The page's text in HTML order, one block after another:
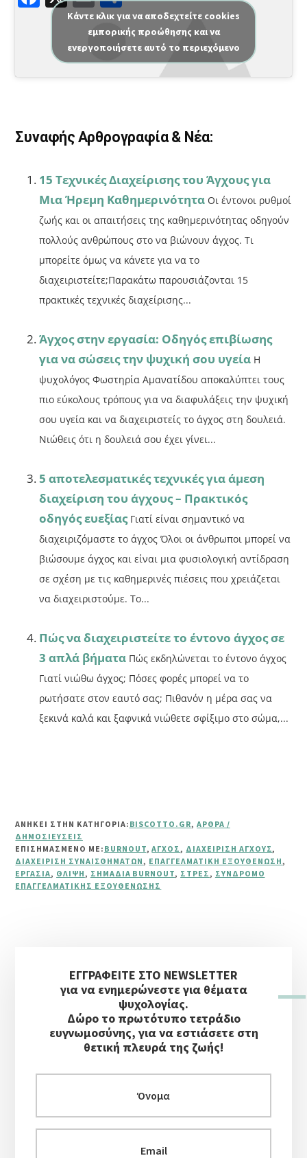
a
e
b
o
k
m
ai
l
οι
ρ
α
σ
ίτ
ε
Κάντε κλικ για να αποδεχτείτε cookies
εμπορικής προώθησης και να
ενεργοποιήσετε αυτό το περιεχόμενο
Συναφής Αρθρογραφία & Νέα:
15 Τεχνικές Διαχείρισης του Άγχους για
Μια Ήρεμη Καθημερινότητα Οι έντονοι ρυθμοί
ζωής και οι απαιτήσεις της καθημερινότητας οδηγούν
πολλούς ανθρώπους στο να βιώνουν άγχος. Τι
μπορείτε όμως να κάνετε για να το
διαχειριστείτε;Παρακάτω παρουσιάζονται 15
πρακτικές τεχνικές διαχείρισης...
Άγχος στην εργασία: Οδηγός επιβίωσης
για να σώσεις την ψυχική σου υγεία Η
ψυχολόγος Φωστηρία Αμανατίδου αποκαλύπτει τους
πιο εύκολους τρόπους για να διαφυλάξεις την ψυχική
σου υγεία και να διαχειριστείς το άγχος στη δουλειά.
Νιώθεις ότι η δουλειά σου έχει γίνει...
5 αποτελεσματικές τεχνικές για άμεση
διαχείριση του άγχους – Πρακτικός
οδηγός ευεξίας Γιατί είναι σημαντικό να
διαχειριζόμαστε το άγχος Όλοι οι άνθρωποι μπορεί να
βιώσουμε άγχος και είναι μια φυσιολογική αντίδραση
σε σχέση με τις καθημερινές πιέσεις που χρειάζεται
να διαχειριστούμε. Το...
Πώς να διαχειριστείτε το έντονο άγχος σε
3 απλά βήματα Πώς εκδηλώνεται το έντονο άγχος
Γιατί νιώθω άγχος; Πόσες φορές μπορεί να το
ρωτήσατε στον εαυτό σας; Πιθανόν η μέρα σας να
ξεκινά καλά και ξαφνικά νιώθετε σφίξιμο στο σώμα,...
ΑΝΗΚΕΙ ΣΤΗΝ ΚΑΤΗΓΟΡΙΑ: BISCOTTO.GR, ΆΡΘΡΑ /
ΔΗΜΟΣΙΕΎΣΕΙΣ
ΕΠΙΣΗΜΑΣΜΈΝΟ ΜΕ: BURNOUT,ΆΓΧΟΣ, ΔΙΑΧΕΊΡΙΣΗ ΆΓΧΟΥΣ,
ΔΙΑΧΕΊΡΙΣΗ ΣΥΝΑΙΣΘΗΜΆΤΩΝ, ΕΠΑΓΓΕΛΜΑΤΙΚΉ ΕΞΟΥΘΈΝΩΣΗ,
ΕΡΓΑΣΊΑ, ΘΛΊΨΗ, ΣΗΜΆΔΙΑ BURNOUT, ΣΤΡΕΣ, ΣΎΝΔΡΟΜΟ
ΕΠΑΓΓΕΛΜΑΤΙΚΉΣ ΕΞΟΥΘΈΝΩΣΗΣ
ΠλευρικήΕΓΓΡΑΦΕΙΤΕ ΣΤΟ NEWSLETTER
για να ενημερώνεστε για θέματα
ψυχολογίας.
Δώρο το πρωτότυπο τετράδιο
ευγνωμοσύνης, για να εστιάσετε στη
θετική πλευρά της ζωής!